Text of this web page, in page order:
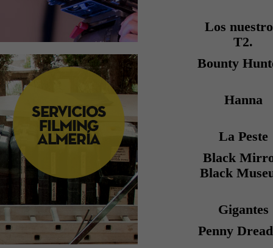
Los
T2.
Bounty
Hanna
La Peste
Black
Black
Gigantes
Penny